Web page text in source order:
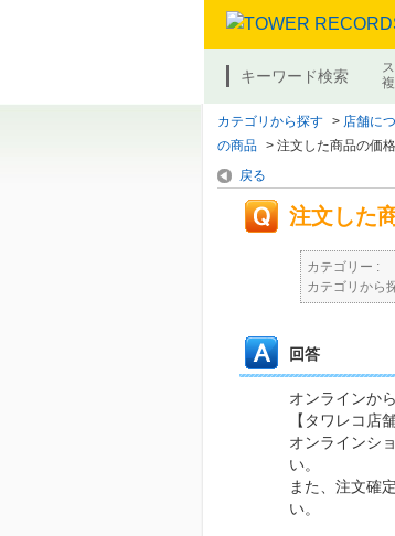
キーワード検索
カテゴリから探す > 店舗に
の商品 > 注文した商品の価
戻る
注文した
カテゴリー :
カテゴリから
回答
オンラインか
【タワレコ店
オンラインシ
い。
また、注文確
い。